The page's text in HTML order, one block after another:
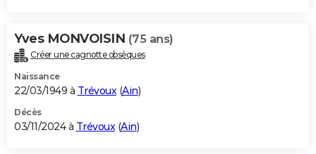
Yves MONVOISIN (75 ans)
Créer une cagnotte obsèques
Naissance
22/03/1949 à Trévoux(Ain)
Décès
03/11/2024 à Trévoux(Ain)